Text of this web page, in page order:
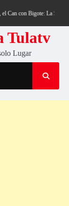
con Bigote: La
Tulatv
Lugar